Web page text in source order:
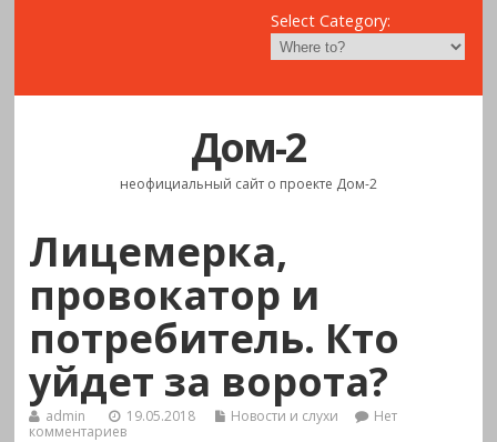
Select Category:
Дом-2
неофициальный сайт о проекте Дом-2
Лицемерка,
провокатор и
потребитель. Кто
уйдет за ворота?
admin 19.05.2018 Новости и слухи
Нет
комментариев